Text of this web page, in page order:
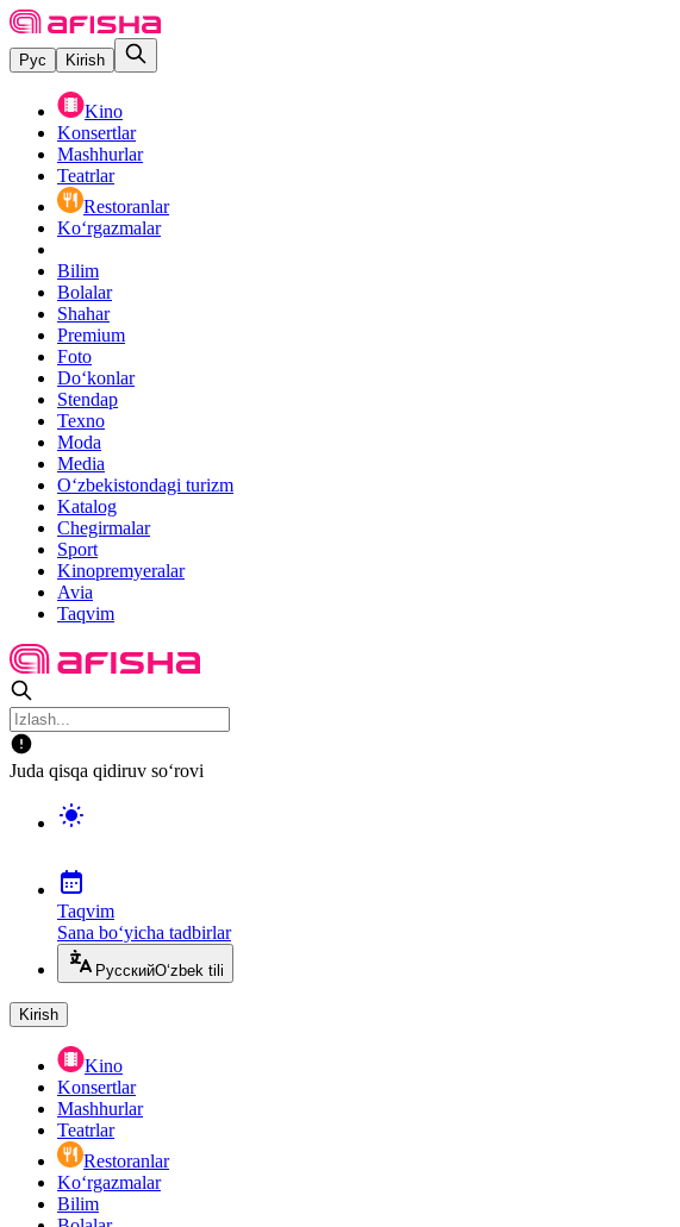
Рус Kirish
Kino
Konsertlar
Mashhurlar
Teatrlar
Restoranlar
Ko‘rgazmalar
Bilim
Bolalar
Shahar
Premium
Foto
Do‘konlar
Stendap
Texno
Moda
Media
O‘zbekistondagi turizm
Katalog
Chegirmalar
Sport
Kinopremyeralar
Avia
Taqvim
Juda qisqa qidiruv so‘rovi
Taqvim
Sana bo‘yicha tadbirlar
РусскийO‘zbek tili
Kirish
Kino
Konsertlar
Mashhurlar
Teatrlar
Restoranlar
Ko‘rgazmalar
Bilim